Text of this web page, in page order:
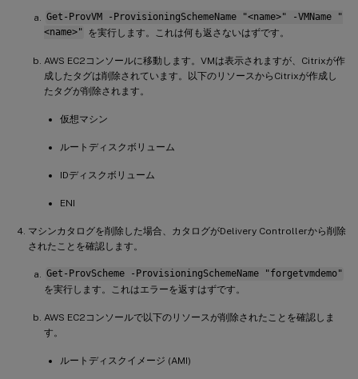
Get-ProvVM -ProvisioningSchemeName "<name>" -VMName "
<name>" を実行します。これは何も返さないはずです。
AWS EC2コンソールに移動します。VMは表示されますが、Citrixが作
成したタグは削除されています。以下のリソースからCitrixが作成し
たタグが削除されます。
仮想マシン
ルートディスクボリューム
IDディスクボリューム
ENI
マシンカタログを削除した場合、カタログがDelivery Controllerから削除
されたことを確認します。
Get-ProvScheme -ProvisioningSchemeName "forgetvmdemo"
を実行します。これはエラーを返すはずです。
AWS EC2コンソールで以下のリソースが削除されたことを確認しま
す。
ルートディスクイメージ (AMI)